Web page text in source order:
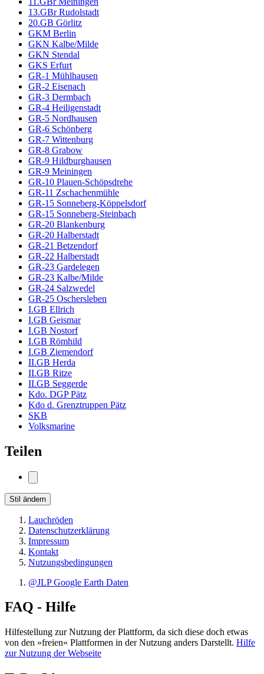
13.GBr Rudolstadt
20.GB Görlitz
GKM Berlin
GKN Kalbe/Milde
GKN Stendal
GKS Erfurt
GR-1 Mühlhausen
GR-2 Eisenach
GR-3 Dermbach
GR-4 Heiligenstadt
GR-5 Nordhausen
GR-6 Schönberg
GR-7 Wittenburg
GR-8 Grabow
GR-9 Hildburghausen
GR-9 Meiningen
GR-10 Plauen-Schöpsdrehe
GR-11 Zschachenmühle
GR-15 Sonneberg-Köppelsdorf
GR-15 Sonneberg-Steinbach
GR-20 Blankenburg
GR-20 Halberstadt
GR-21 Betzendorf
GR-22 Halberstadt
GR-23 Gardelegen
GR-23 Kalbe/Milde
GR-24 Salzwedel
GR-25 Oschersleben
I.GB Ellrich
I.GB Geismar
I.GB Nostorf
I.GB Römhild
I.GB Ziemendorf
II.GB Herda
II.GB Ritze
II.GB Seggerde
Kdo. DGP Pätz
Kdo d. Grenztruppen Pätz
SKB
Volksmarine
Teilen
Stil ändern
Lauchröden
Datenschutzerklärung
Impressum
Kontakt
Nutzungsbedingungen
@JLP Google Earth Daten
FAQ - Hilfe
Hilfestellung zur Nutzung der Plattform, da sich diese doch etwas
von den »freien« Plattformen in der Nutzung anders Darstellt. Hilfe
zur Nutzung der Webseite